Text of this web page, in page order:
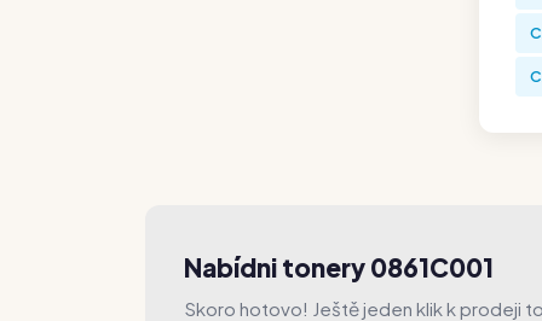
Nabídni tonery 0861C001
Skoro hotovo! Ještě jeden klik k prodeji